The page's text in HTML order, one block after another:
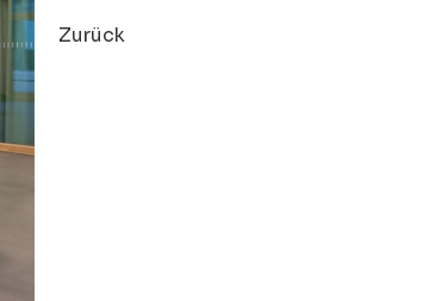
Zurück